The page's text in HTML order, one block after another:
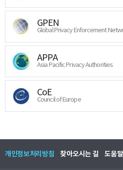
GPEN
Global Privacy Enforcement
APPA
Asia Pacific Privacy Authorities
CoE
Council of Europe
개인정보처리방침 찾아오시는 길 도움말